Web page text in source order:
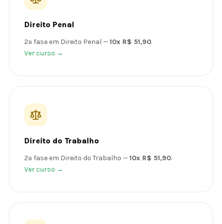
Direito Penal
2ª fase em Direito Penal —10x R$ 51,90.
Ver curso →
Direito do Trabalho
2ª fase em Direito do Trabalho —10x R$ 51,90.
Ver curso →